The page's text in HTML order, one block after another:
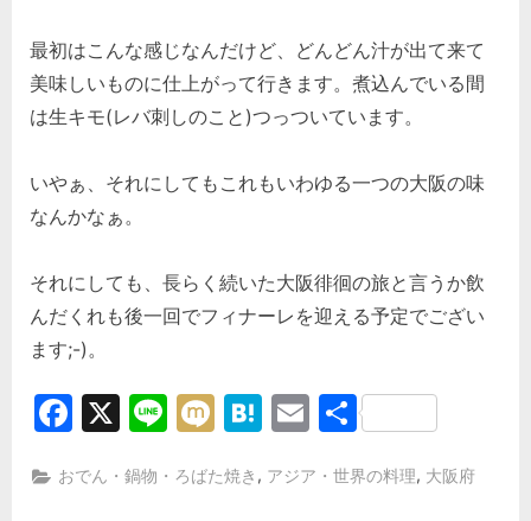
最初はこんな感じなんだけど、どんどん汁が出て来て
美味しいものに仕上がって行きます。煮込んでいる間
は生キモ(レバ刺しのこと)つっついています。
いやぁ、それにしてもこれもいわゆる一つの大阪の味
なんかなぁ。
それにしても、長らく続いた大阪徘徊の旅と言うか飲
んだくれも後一回でフィナーレを迎える予定でござい
ます;-)。
Facebook
X LineMixiHatena
Email
共
おでん・鍋物・ろばた焼き , アジア・世界の料理, 大阪府